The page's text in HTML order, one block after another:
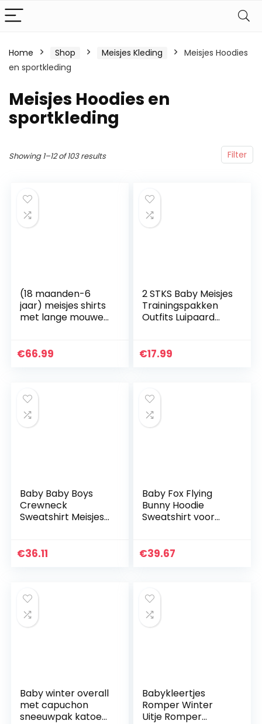
Home Shop Meisjes Kleding
Meisjes Hoodies
en sportkleding
Meisjes Hoodies en
sportkleding
Filter
Showing 1–12 of 103 results
(18 maanden-6
jaar) meisjes shirts
met lange mouwen
lente herfst winter
€66.99
2 STKS Baby Meisjes
Trainingspakken
Outfits Luipaard
Tops Broek Kleding
€17.99
Baby Baby Boys
Crewneck
Sweatshirt Meisjes
Kinderen Kinderen
€36.11
Baby Fox Flying
Bunny Hoodie
Sweatshirt voor
Lange Mouwen
€39.67
Baby winter overall
met capuchon
sneeuwpak katoen
Babykleertjes
Romper Winter
Uitje Romper